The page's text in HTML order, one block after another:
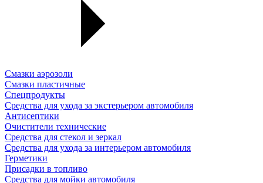
Смазки аэрозоли
Смазки пластичные
Спецпродукты
Средства для ухода за экстерьером автомобиля
Антисептики
Очистители технические
Средства для стекол и зеркал
Средства для ухода за интерьером автомобиля
Герметики
Присадки в топливо
Средства для мойки автомобиля